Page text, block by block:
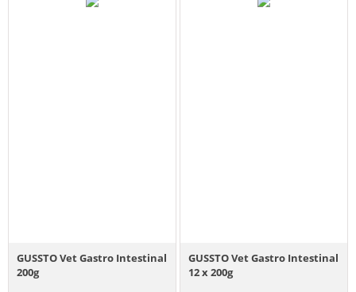
GUSSTO Vet Gastro Intestinal
200g
GUSSTO Vet Gastro Intestinal
12 x 200g